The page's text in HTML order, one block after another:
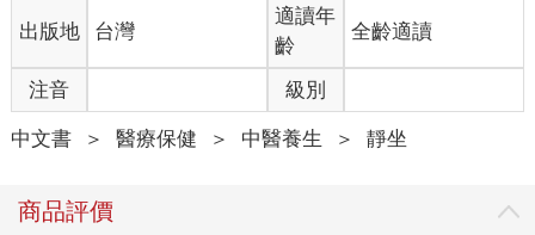
著又走入宗教，我開始以科學的角度解釋宗教和哲學。
我透過靜坐尋找的，其實是人生的意義。沒多久，這股迫切變得
生死攸關，漫天漫地蓋過了一切。在我從事科學研究、行醫、經
營企業的同時，這些問題終日縈繞在我腦海，甚至讓我心神不
寧：我們為什麼來此？人生所為何來？生命還有什麼是我們掌握
不了的？
燒殆盡，我就是如此。它們點燃了一把我怎樣也撲滅不了的野
火，轉眼間，竟成了我主要的動力（motif force），遮蓋了其餘的
出版地 台灣
適讀年
齡
全齡適讀
注音 級別
中文書 ＞ 醫療保健 ＞ 中醫養生 ＞ 靜坐
商品評價